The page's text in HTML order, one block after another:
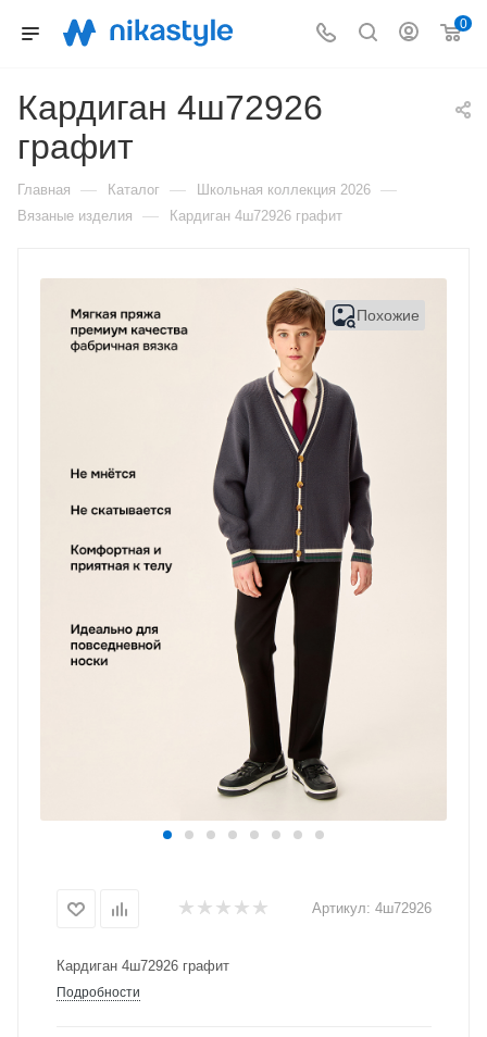
0
Кардиган 4ш72926
графит
Главная — Каталог — Школьная коллекция 2026 —
Вязаные изделия — Кардиган 4ш72926 графит
Похожие
Артикул: 4ш72926
Кардиган 4ш72926 графит
Подробности